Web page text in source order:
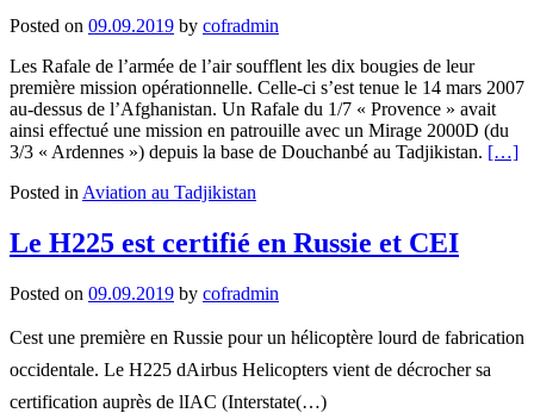
après
25
ans
Posted on 09.09.2019 by cofradmin
Les Rafale de l’armée de l’air soufflent les dix bougies de leur
première mission opérationnelle. Celle-ci s’est tenue le 14 mars 2007
au-dessus de l’Afghanistan. Un Rafale du 1/7 « Provence » avait
ainsi effectué une mission en patrouille avec un Mirage 2000D (du
3/3 « Ardennes ») depuis la base de Douchanbé au Tadjikistan. Read
les
Rafale
[…]
Posted in Aviation au Tadjikistan
Le H225 est certifié en Russie et CEI
Posted on 09.09.2019 by cofradmin
Cest une première en Russie pour un hélicoptère lourd de fabrication
occidentale. Le H225 dAirbus Helicopters vient de décrocher sa
certification auprès de lIAC (Interstate(…)